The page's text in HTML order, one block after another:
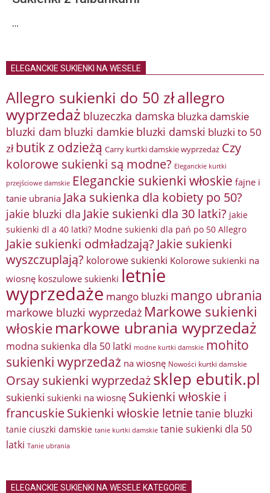
…
ELEGANCKIE SUKIENKI NA WESELE
Allegro sukienki do 50 złallegro
wyprzedaż bluzeczka damska bluzka damskie
bluzki dam bluzki damkie bluzki damski bluzki to 50
zł butik z odzieżą Carry kurtki damskie wyprzedaż Czy
kolorowe sukienki są modne? Eleganckie kurtki
przejściowe damskie Eleganckie sukienki włoskie fajne i
tanie ubrania Jaka sukienka dla kobiety po 50?
jakie bluzki dla Jakie sukienki dla 30 latki? jakie
sukienki dl a 40 latki? Modne sukienki dla pań po 50 Allegro
Jakie sukienki odmładzają? Jakie sukienki
wyszczuplają? kolorowe sukienki Kolorowe sukienki na
wiosnę koszulowe sukienki letnie
wyprzedaże mango bluzki mango ubrania
markowe bluzki wyprzedaż Markowe sukienki
włoskie markowe ubrania wyprzedaż
modna sukienka dla 50 latki modne kurtki damskie mohito
sukienki wyprzedaż na wiosnę Nowości kurtki damskie
Orsay sukienki wyprzedażsklep ebutik.pl
sukienki sukienki na wiosnę Sukienki włoskie i
francuskieSukienki włoskie letnietanie bluzki
tanie ciuszki damskie tanie kurtki damskie tanie sukienki dla 50
latki Tanie ubrania
ELEGANCKIE SUKIENKI NA WESELE KATEGORIE